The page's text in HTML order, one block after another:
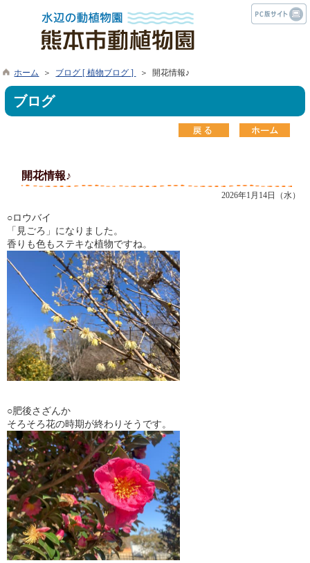
ホーム ＞ ブログ [ 植物ブログ ] ＞ 開花情報♪
ブログ
開花情報♪
2026年1月14日（水）
○ロウバイ
「見ごろ」になりました。
香りも色もステキな植物ですね。
○肥後さざんか
そろそろ花の時期が終わりそうです。